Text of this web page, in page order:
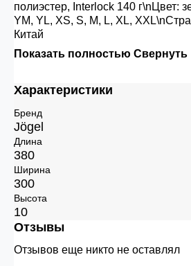
полиэстер, Interlock 140 г\nЦвет:
YM, YL, XS, S, M, L, XL,
Китай
Показать полностью Свернуть
Характеристики
Бренд
Jögel
Длина
380
Ширина
300
Высота
10
Отзывы
Отзывов еще никто не оставлял